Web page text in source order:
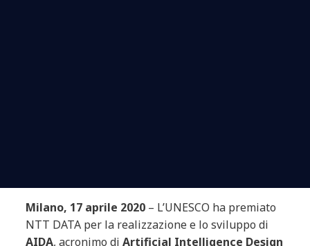
Milano, 17 aprile 2020 – L’UNESCO ha premiato
NTT DATA per la realizzazione e lo sviluppo di
AIDA, acronimo diArtificial Intelligence Design